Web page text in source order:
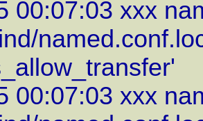
00:07:03 xxx
00:07:03 xxx